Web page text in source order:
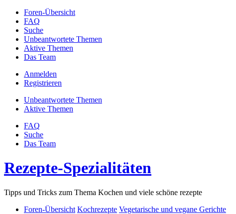
Foren-Übersicht
FAQ
Suche
Unbeantwortete Themen
Aktive Themen
Das Team
Anmelden
Registrieren
Unbeantwortete Themen
Aktive Themen
FAQ
Suche
Das Team
Rezepte-Spezialitäten
Tipps und Tricks zum Thema Kochen und viele schöne rezepte
Foren-Übersicht Kochrezepte Vegetarische und vegane Gerichte